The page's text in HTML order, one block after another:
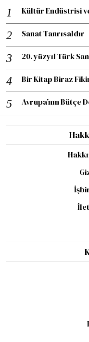
Kültür Endüstrisi
Sanat Tanrısaldır
20. yüzyıl Türk
Bir Kitap Biraz
Avrupa’nın Bütçe